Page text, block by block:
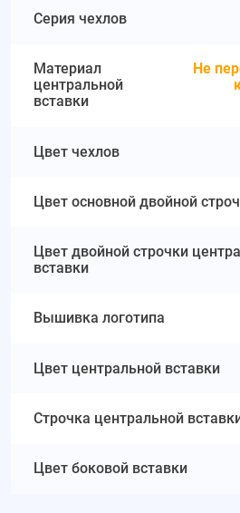
Серия чехлов
Материал
центральной
вставки
Не
Цвет чехлов
Цвет основной двойной
Цвет двойной строчки
вставки
Вышивка логотипа
Цвет центральной вставки
Строчка центральной
Цвет боковой вставки